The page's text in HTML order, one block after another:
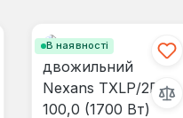
В наявності